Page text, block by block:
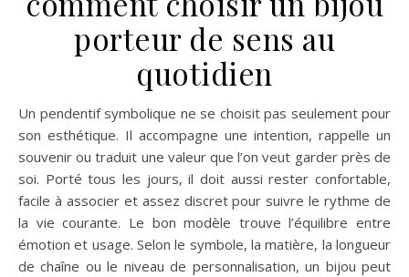
porteur de sens au
quotidien
Un pendentif symbolique ne se choisit pas seulement pour
son esthétique. Il accompagne une intention, rappelle un
souvenir ou traduit une valeur que l’on veut garder près de
soi. Porté tous les jours, il doit aussi rester confortable,
facile à associer et assez discret pour suivre le rythme de
la vie courante. Le bon modèle trouve l’équilibre entre
émotion et usage. Selon le symbole, la matière, la longueur
de chaîne ou le niveau de personnalisation, un bijou peut